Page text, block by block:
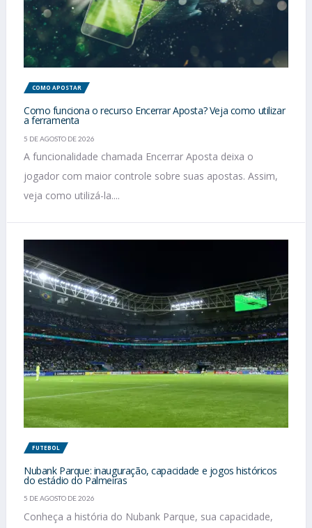
COMO APOSTAR
Como funciona o recurso Encerrar Aposta? Veja como utilizar
a ferramenta
5 DE AGOSTO DE 2026
A funcionalidade chamada Encerrar Aposta deixa o
jogador com maior controle sobre suas apostas. Assim,
veja como utilizá-la....
FUTEBOL
Nubank Parque: inauguração, capacidade e jogos históricos
do estádio do Palmeiras
5 DE AGOSTO DE 2026
Conheça a história do Nubank Parque, sua capacidade,